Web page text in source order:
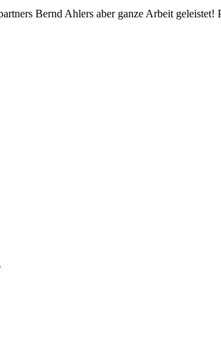
Bernd Ahlers aber ganze Arbeit